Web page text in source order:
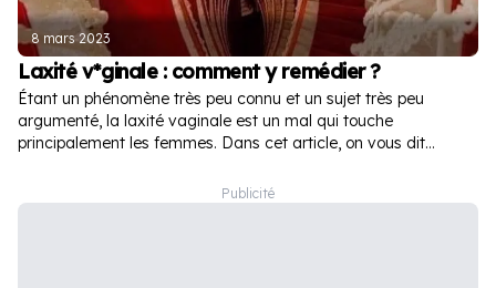
8 mars 2023
Laxité v*ginale : comment y remédier ?
Étant un phénomène très peu connu et un sujet très peu
argumenté, la laxité vaginale est un mal qui touche
principalement les femmes. Dans cet article, on vous dit